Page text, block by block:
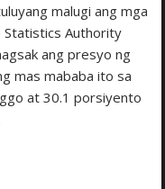
malugi ang mga
Statistics Authority
ang presyo ng
mas mababa ito sa
at 30.1 porsiyento